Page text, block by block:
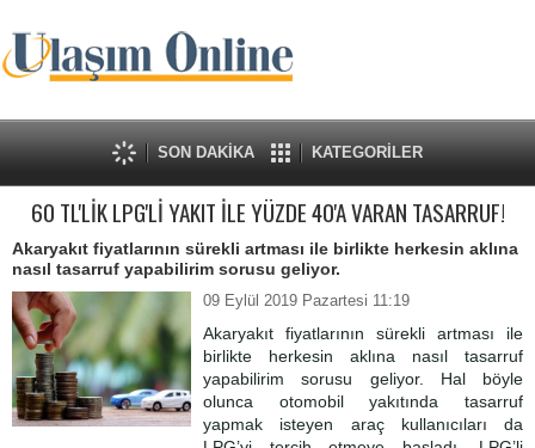
SON DAKİKA KATEGORİLER
60 TL'LİK LPG'Lİ YAKIT İLE YÜZDE 40'A VARAN TASARRUF!
Akaryakıt fiyatlarının sürekli artması ile birlikte herkesin aklına
nasıl tasarruf yapabilirim sorusu geliyor.
09 Eylül 2019 Pazartesi 11:19
Akaryakıt fiyatlarının sürekli artması ile
birlikte herkesin aklına nasıl tasarruf
yapabilirim sorusu geliyor. Hal böyle
olunca otomobil yakıtında tasarruf
yapmak isteyen araç kullanıcıları da